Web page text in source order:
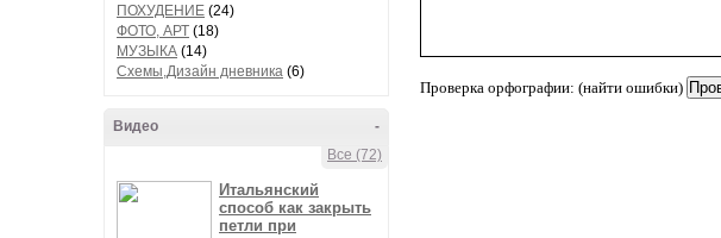
ПОХУДЕНИЕ (24)
ФОТО, АРТ (18)
МУЗЫКА (14)
Схемы,Дизайн дневника (6)
-
Видео
Все (72)
Итальянский
способ как закрыть
петли при
Проверка орфографии: (найти ошибки)